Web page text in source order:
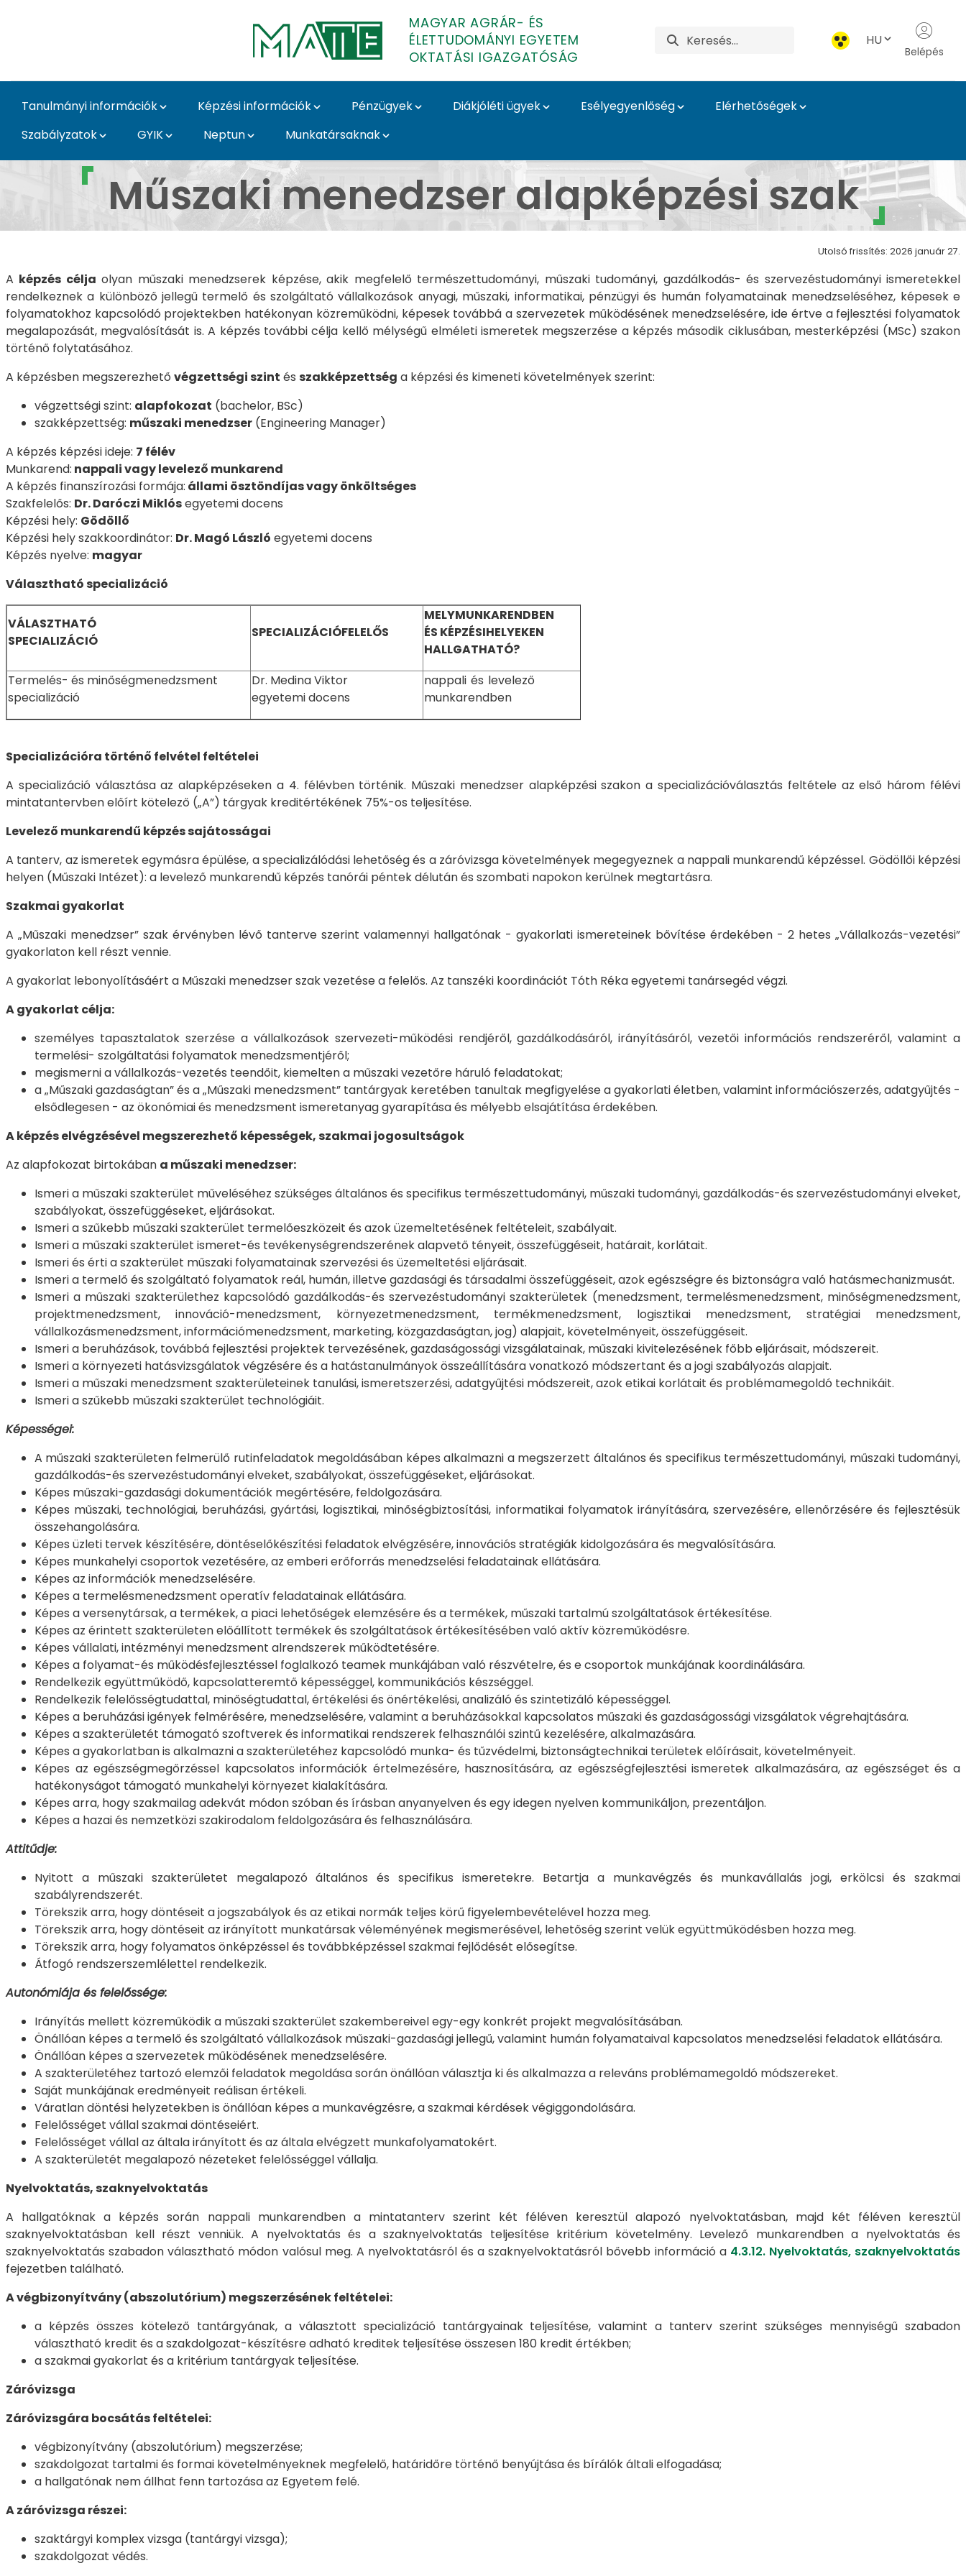
MAGYAR AGRÁR- ÉS
ÉLETTUDOMÁNYI EGYETEM
OKTATÁSI IGAZGATÓSÁG
HU
Belépés
Tanulmányi információk Képzési információk Pénzügyek Diákjóléti ügyek Esélyegyenlőség
Elérhetőségek
Szabályzatok
GYIK Neptun Munkatársaknak
Műszaki menedzser alapképzési szak - MATE Oktatási
Műszaki menedzser alapképzési szak
Utolsó frissítés: 2026 január 27.
A képzés célja olyan műszaki menedzserek képzése, akik megfelelő természettudományi, műszaki tudományi, gazdálkodás- és szervezéstudományi ismeretekkel
rendelkeznek a különböző jellegű termelő és szolgáltató vállalkozások anyagi, műszaki, informatikai, pénzügyi és humán folyamatainak menedzseléséhez, képesek e
folyamatokhoz kapcsolódó projektekben hatékonyan közreműködni, képesek továbbá a szervezetek működésének menedzselésére, ide értve a fejlesztési folyamatok
megalapozását, megvalósítását is. A képzés további célja kellő mélységű elméleti ismeretek megszerzése a képzés második ciklusában, mesterképzési (MSc) szakon
történő folytatásához.
A képzésben megszerezhető végzettségi szint és szakképzettség a képzési és kimeneti követelmények szerint:
végzettségi szint: alapfokozat (bachelor, BSc)
szakképzettség: műszaki menedzser (Engineering Manager)
A képzés képzési ideje: 7 félév
Munkarend: nappali vagy levelező munkarend
A képzés finanszírozási formája: állami ösztöndíjas vagy önköltséges
Szakfelelős: Dr. Daróczi Miklósegyetemi docens
Képzési hely: Gödöllő
Képzési hely szakkoordinátor: Dr. Magó László egyetemi docens
Képzés nyelve: magyar
Választható specializáció
VÁLASZTHATÓ
SPECIALIZÁCIÓ
SPECIALIZÁCIÓFELELŐS
MELYMUNKARENDBEN
ÉS KÉPZÉSIHELYEKEN
HALLGATHATÓ?
Termelés- és minőségmenedzsment
specializáció
Dr. Medina Viktor
egyetemi docens
nappali és levelező
munkarendben
Specializációra történő felvétel feltételei
A specializáció választása az alapképzéseken a 4. félévben történik. Műszaki menedzser alapképzési szakon a specializációválasztás feltétele az első három félévi
mintatantervben előírt kötelező („A”) tárgyak kreditértékének 75%-os teljesítése.
Levelező munkarendű képzés sajátosságai
A tanterv, az ismeretek egymásra épülése, a specializálódási lehetőség és a záróvizsga követelmények megegyeznek a nappali munkarendű képzéssel. Gödöllői képzési
helyen (Műszaki Intézet): a levelező munkarendű képzés tanórái péntek délután és szombati napokon kerülnek megtartásra.
Szakmai gyakorlat
A „Műszaki menedzser” szak érvényben lévő tanterve szerint valamennyi hallgatónak - gyakorlati ismereteinek bővítése érdekében - 2 hetes „Vállalkozás-vezetési”
gyakorlaton kell részt vennie.
A gyakorlat lebonyolításáért a Műszaki menedzser szak vezetése a felelős. Az tanszéki koordinációt Tóth Réka egyetemi tanársegéd végzi.
A gyakorlat célja:
személyes tapasztalatok szerzése a vállalkozások szervezeti-működési rendjéről, gazdálkodásáról, irányításáról, vezetői információs rendszeréről, valamint a
termelési- szolgáltatási folyamatok menedzsmentjéről;
megismerni a vállalkozás-vezetés teendőit, kiemelten a műszaki vezetőre háruló feladatokat;
a „Műszaki gazdaságtan” és a „Műszaki menedzsment” tantárgyak keretében tanultak megfigyelése a gyakorlati életben, valamint információszerzés, adatgyűjtés -
elsődlegesen - az ökonómiai és menedzsment ismeretanyag gyarapítása és mélyebb elsajátítása érdekében.
A képzés elvégzésével megszerezhető képességek, szakmai jogosultságok
Az alapfokozat birtokában a műszaki menedzser:
Ismeri a műszaki szakterület műveléséhez szükséges általános és specifikus természettudományi, műszaki tudományi, gazdálkodás-és szervezéstudományi elveket,
szabályokat, összefüggéseket, eljárásokat.
Ismeri a szűkebb műszaki szakterület termelőeszközeit és azok üzemeltetésének feltételeit, szabályait.
Ismeri a műszaki szakterület ismeret-és tevékenységrendszerének alapvető tényeit, összefüggéseit, határait, korlátait.
Ismeri és érti a szakterület műszaki folyamatainak szervezési és üzemeltetési eljárásait.
Ismeri a termelő és szolgáltató folyamatok reál, humán, illetve gazdasági és társadalmi összefüggéseit, azok egészségre és biztonságra való hatásmechanizmusát.
Ismeri a műszaki szakterülethez kapcsolódó gazdálkodás-és szervezéstudományi szakterületek (menedzsment, termelésmenedzsment, minőségmenedzsment,
projektmenedzsment, innováció-menedzsment, környezetmenedzsment, termékmenedzsment, logisztikai menedzsment, stratégiai menedzsment,
vállalkozásmenedzsment, információmenedzsment, marketing, közgazdaságtan, jog) alapjait, követelményeit, összefüggéseit.
Ismeri a beruházások, továbbá fejlesztési projektek tervezésének, gazdaságossági vizsgálatainak, műszaki kivitelezésének főbb eljárásait, módszereit.
Ismeri a környezeti hatásvizsgálatok végzésére és a hatástanulmányok összeállítására vonatkozó módszertant és a jogi szabályozás alapjait.
Ismeri a műszaki menedzsment szakterületeinek tanulási, ismeretszerzési, adatgyűjtési módszereit, azok etikai korlátait és problémamegoldó technikáit.
Ismeri a szűkebb műszaki szakterület technológiáit.
Képességei:
A műszaki szakterületen felmerülő rutinfeladatok megoldásában képes alkalmazni a megszerzett általános és specifikus természettudományi, műszaki tudományi,
gazdálkodás-és szervezéstudományi elveket, szabályokat, összefüggéseket, eljárásokat.
Képes műszaki-gazdasági dokumentációk megértésére, feldolgozására.
Képes műszaki, technológiai, beruházási, gyártási, logisztikai, minőségbiztosítási, informatikai folyamatok irányítására, szervezésére, ellenőrzésére és fejlesztésük
összehangolására.
Képes üzleti tervek készítésére, döntéselőkészítési feladatok elvégzésére, innovációs stratégiák kidolgozására és megvalósítására.
Képes munkahelyi csoportok vezetésére, az emberi erőforrás menedzselési feladatainak ellátására.
Képes az információk menedzselésére.
Képes a termelésmenedzsment operatív feladatainak ellátására.
Képes a versenytársak, a termékek, a piaci lehetőségek elemzésére és a termékek, műszaki tartalmú szolgáltatások értékesítése.
Képes az érintett szakterületen előállított termékek és szolgáltatások értékesítésében való aktív közreműködésre.
Képes vállalati, intézményi menedzsment alrendszerek működtetésére.
Képes a folyamat-és működésfejlesztéssel foglalkozó teamek munkájában való részvételre, és e csoportok munkájának koordinálására.
Rendelkezik együttműködő, kapcsolatteremtő képességgel, kommunikációs készséggel.
Rendelkezik felelősségtudattal, minőségtudattal, értékelési és önértékelési, analizáló és szintetizáló képességgel.
Képes a beruházási igények felmérésére, menedzselésére, valamint a beruházásokkal kapcsolatos műszaki és gazdaságossági vizsgálatok végrehajtására.
Képes a szakterületét támogató szoftverek és informatikai rendszerek felhasználói szintű kezelésére, alkalmazására.
Képes a gyakorlatban is alkalmazni a szakterületéhez kapcsolódó munka- és tűzvédelmi, biztonságtechnikai területek előírásait, követelményeit.
Képes az egészségmegőrzéssel kapcsolatos információk értelmezésére, hasznosítására, az egészségfejlesztési ismeretek alkalmazására, az egészséget és a
hatékonyságot támogató munkahelyi környezet kialakítására.
Képes arra, hogy szakmailag adekvát módon szóban és írásban anyanyelven és egy idegen nyelven kommunikáljon, prezentáljon.
Képes a hazai és nemzetközi szakirodalom feldolgozására és felhasználására.
Attitűdje:
Nyitott a műszaki szakterületet megalapozó általános és specifikus ismeretekre. Betartja a munkavégzés és munkavállalás jogi, erkölcsi és szakmai
szabályrendszerét.
Törekszik arra, hogy döntéseit a jogszabályok és az etikai normák teljes körű figyelembevételével hozza meg.
Törekszik arra, hogy döntéseit az irányított munkatársak véleményének megismerésével, lehetőség szerint velük együttműködésben hozza meg.
Törekszik arra, hogy folyamatos önképzéssel és továbbképzéssel szakmai fejlődését elősegítse.
Átfogó rendszerszemlélettel rendelkezik.
Autonómiája és felelőssége:
Irányítás mellett közreműködik a műszaki szakterület szakembereivel egy-egy konkrét projekt megvalósításában.
Önállóan képes a termelő és szolgáltató vállalkozások műszaki-gazdasági jellegű, valamint humán folyamataival kapcsolatos menedzselési feladatok ellátására.
Önállóan képes a szervezetek működésének menedzselésére.
A szakterületéhez tartozó elemzői feladatok megoldása során önállóan választja ki és alkalmazza a releváns problémamegoldó módszereket.
Saját munkájának eredményeit reálisan értékeli.
Váratlan döntési helyzetekben is önállóan képes a munkavégzésre, a szakmai kérdések végiggondolására.
Felelősséget vállal szakmai döntéseiért.
Felelősséget vállal az általa irányított és az általa elvégzett munkafolyamatokért.
A szakterületét megalapozó nézeteket felelősséggel vállalja.
Nyelvoktatás, szaknyelvoktatás
A hallgatóknak a képzés során nappali munkarendben a mintatanterv szerint két féléven keresztül alapozó nyelvoktatásban, majd két féléven keresztül
szaknyelvoktatásban kell részt venniük. A nyelvoktatás és a szaknyelvoktatás teljesítése kritérium követelmény. Levelező munkarendben a nyelvoktatás és
szaknyelvoktatás szabadon választható módon valósul meg. A nyelvoktatásról és a szaknyelvoktatásról bővebb információ a 4.3.12. Nyelvoktatás, szaknyelvoktatás
fejezetben található.
A végbizonyítvány (abszolutórium) megszerzésének feltételei:
a képzés összes kötelező tantárgyának, a választott specializáció tantárgyainak teljesítése, valamint a tanterv szerint szükséges mennyiségű szabadon
választható kredit és a szakdolgozat-készítésre adható kreditek teljesítése összesen 180 kredit értékben;
a szakmai gyakorlat és a kritérium tantárgyak teljesítése.
Záróvizsga
Záróvizsgára bocsátás feltételei:
végbizonyítvány (abszolutórium) megszerzése;
szakdolgozat tartalmi és formai követelményeknek megfelelő, határidőre történő benyújtása és bírálók általi elfogadása;
a hallgatónak nem állhat fenn tartozása az Egyetem felé.
A záróvizsga részei:
szaktárgyi komplex vizsga (tantárgyi vizsga);
szakdolgozat védés.